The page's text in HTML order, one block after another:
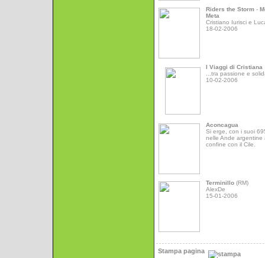
Riders the Storm -
Meta
Cristiano Iurisci e
18-02-2006
I Viaggi di Cristiana
...tra passione e
10-02-2006
Aconcagua
Si erge, con i suoi
nelle Ande argentine
confine con il Cile.
Terminillo (RM)
AlexDe
15-01-2006
Stampa pagina